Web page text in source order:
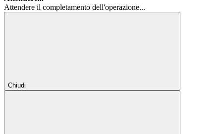
Attendere il completamento dell'operazione...
Chiudi